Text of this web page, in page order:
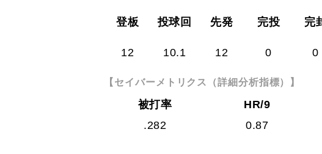
登板 投球回 先発 完投 完
12 10.1 12 0 0
【セイバーメトリクス（詳細分析指標）】
被打率 HR/9
.282
0.87